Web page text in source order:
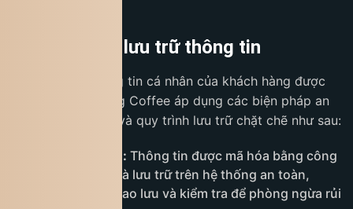
6. An ninh và lưu trữ thông tin
Để đảm bảo thông tin cá nhân của khách hàng được
bảo vệ tối đa, King Coffee áp dụng các biện pháp an
ninh nghiêm ngặt và quy trình lưu trữ chặt chẽ như sau:
Bảo mật dữ liệu: Thông tin được mã hóa bằng công
nghệ SSL/TLS và lưu trữ trên hệ thống an toàn,
thường xuyên sao lưu và kiểm tra để phòng ngừa rủi